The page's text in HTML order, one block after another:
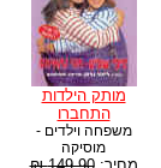
מותק הילדות
התחברו
משפחה וילדים -
מוסיקה